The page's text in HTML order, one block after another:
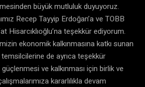
büyük mutluluk duyuyoruz.
Recep Tayyip Erdoğan’a ve TOBB
Hisarcıklıoğlu’na teşekkür ediyorum.
ekonomik kalkınmasına katkı sunan
temsilcilerine de ayrıca teşekkür
ve kalkınması için birlik ve
kararlılıkla devam